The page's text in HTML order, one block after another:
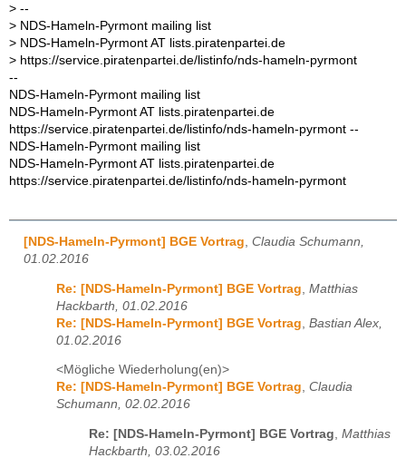
> --
> NDS-Hameln-Pyrmont mailing list
> NDS-Hameln-Pyrmont AT lists.piratenpartei.de
> https://service.piratenpartei.de/listinfo/nds-hameln-pyrmont
--
NDS-Hameln-Pyrmont mailing list
NDS-Hameln-Pyrmont AT lists.piratenpartei.de
https://service.piratenpartei.de/listinfo/nds-hameln-pyrmont --
NDS-Hameln-Pyrmont mailing list
NDS-Hameln-Pyrmont AT lists.piratenpartei.de
https://service.piratenpartei.de/listinfo/nds-hameln-pyrmont
[NDS-Hameln-Pyrmont] BGE Vortrag, Claudia Schumann,
01.02.2016
Re: [NDS-Hameln-Pyrmont] BGE Vortrag Matthias
Hackbarth, 01.02.2016
Re: [NDS-Hameln-Pyrmont] BGE Vortrag Bastian Alex,
01.02.2016
<Mögliche Wiederholung(en)>
Re: [NDS-Hameln-Pyrmont] BGE Vortrag, Claudia
Schumann, 02.02.2016
Re: [NDS-Hameln-Pyrmont] BGE Vortrag Matthias
Hackbarth, 03.02.2016